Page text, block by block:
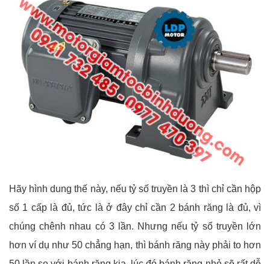
Hãy hình dung thế này, nếu tỷ số truyền là 3 thì chỉ cần hộp
số 1 cấp là đủ, tức là ở đây chỉ cần 2 bánh răng là đủ, vì
chúng chênh nhau có 3 lần. Nhưng nếu tỷ số truyền lớn
hơn ví dụ như 50 chẳng hạn, thì bánh răng này phải to hơn